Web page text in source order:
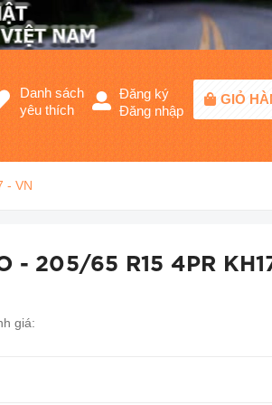
Danh sách
yêu thích
Đăng ký
Đăng nhập
GIỎ
- VN
- 205/65 R15 4PR
giá: